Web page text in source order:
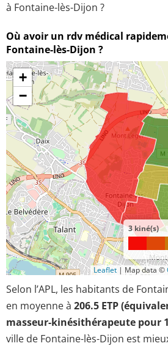
à Fontaine-lès-Dijon ?
Où avoir un rdv médical
Fontaine-lès-Dijon ?
+
−
3 kiné(s)
Leaflet | Map data ©
Selon l’APL, les habitants de
en moyenne à 206.5 ETP
masseur-kinésithérapeute pour
ville de Fontaine-lès-Dijon est